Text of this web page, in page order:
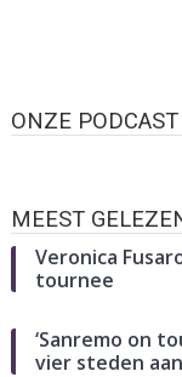
ONZE PODCAST
MEEST
Veronica
tournee
‘Sanremo on
vier steden aan